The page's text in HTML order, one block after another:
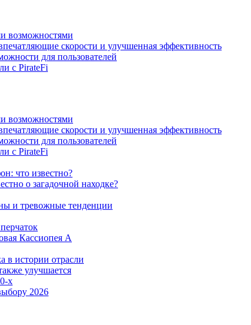
возможностями
скорости и улучшенная эффективность
для пользователей
с PirateFi
возможностями
скорости и улучшенная эффективность
для пользователей
с PirateFi
что известно?
о загадочной находке?
и тревожные тенденции
Кассиопея А
в истории отрасли
улучшается
х
2026